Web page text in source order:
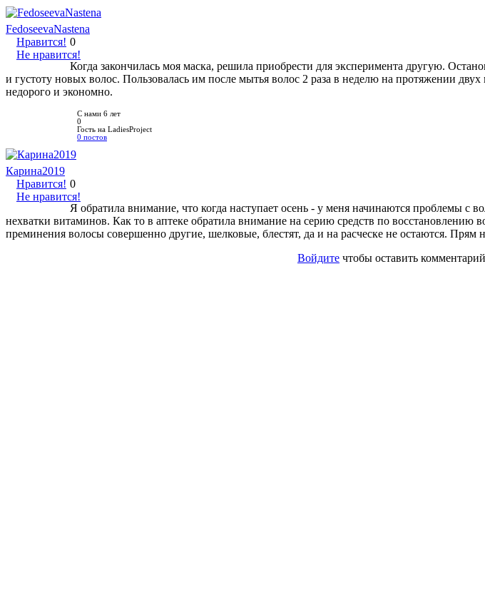
FedoseevaNastena
Нравится!
Не нравится!
0
Когда закончилась моя маска, решила приобрести для эксперимента другую.
и густоту новых волос. Пользовалась им после мытья волос 2 раза в неделю на протяжении
недорого и экономно.
С нами 6 лет
0
Гость на LadiesProject
0 постов
Карина2019
Нравится!
Не нравится!
0
Я обратила внимание, что когда наступает осень - у меня начинаются проблемы
нехватки витаминов. Как то в аптеке обратила внимание на серию средств по восстановлению
преминения волосы совершенно другие, шелковые, блестят, да и на расческе не остаются. Прям
Войдите чтобы оставить